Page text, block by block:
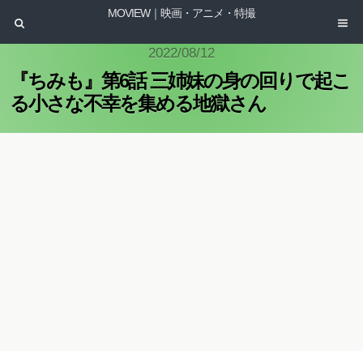
MOVIEW｜映画・アニメ・特撮
2022/08/12
『ちみも』第6話 三姉妹の身の回りで起こ
る小さな不幸を集める地獄さん